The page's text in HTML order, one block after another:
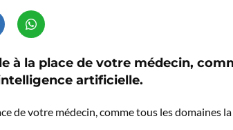
à la place de votre médecin,
artificielle.
de votre médecin, comme tous les domaines